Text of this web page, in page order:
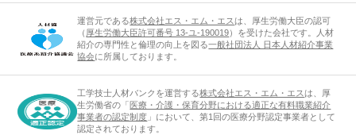
運営元である株式会社エス・エム・エスは、厚生労働大臣の認可
（ 厚生労働大臣許可番号 13-ユ-190019）を受けた会社です。人材
紹介の専門性と倫理の向上を図る一般社団法人 日本人材紹介事業
協会に所属しております。
工学技士人材バンクを運営する株式会社エス・エム・エスは、厚
生労働省の「 医療・介護・保育分野における適正な有料職業紹介
事業者の認定制度 」において、第1回の医療分野認定事業者として
認定されております。